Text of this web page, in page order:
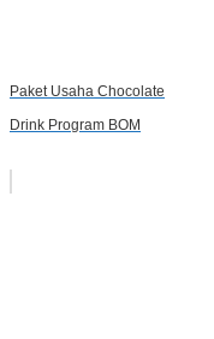
Paket Usaha Chocolate
Drink Program BOM